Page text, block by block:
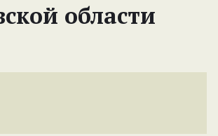
области